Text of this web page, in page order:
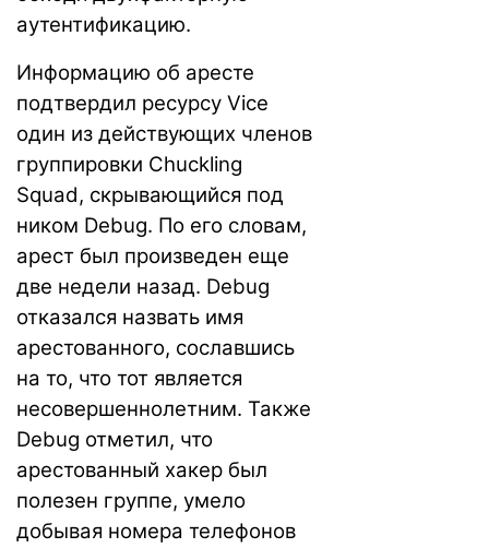
аутентификацию.
Информацию об аресте
подтвердил ресурсу Vice
один из действующих членов
группировки Chuckling
Squad, скрывающийся под
ником Debug. По его словам,
арест был произведен еще
две недели назад. Debug
отказался назвать имя
арестованного, сославшись
на то, что тот является
несовершеннолетним. Также
Debug отметил, что
арестованный хакер был
полезен группе, умело
добывая номера телефонов